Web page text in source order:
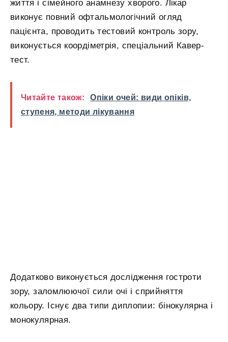
життя і сімейного анамнезу хворого. Лікар
виконує повний офтальмологічний огляд
пацієнта, проводить тестовий контроль зору,
виконується коордіметрія, спеціальний Кавер-
тест.
Читайте також:
Опіки очей: види опіків,
ступеня, методи лікування
Додатково виконується дослідження гостроти
зору, заломлюючої сили очі і сприйняття
кольору. Існує два типи диплопии: бінокулярна і
монокулярная.